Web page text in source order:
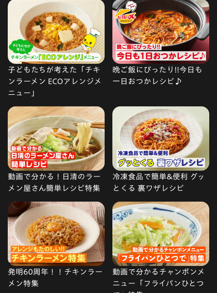
子どもたちが考えた「チキ
ンラーメン ECOアレンジメ
ニュー」
晩ご飯にぴったり!!今日も
一日おつかレシピ♪
動画で分かる！日清のラー
メン屋さん簡単レシピ特集
冷凍食品で簡単&便利 グッ
とくる 裏ワザレシピ
発明60周年！！チキンラー
メン特集
動画で分かるチャンポンメ
ニュー「フライパンひとつ